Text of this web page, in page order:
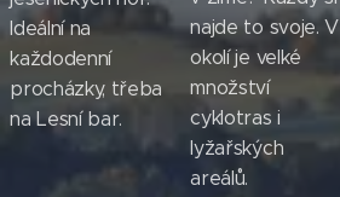
Ideální na
každodenní
procházky, třeba
na Lesní bar.
najde to svoje. V
okolí je velké
množství
cyklotras i
lyžařských
areálů.